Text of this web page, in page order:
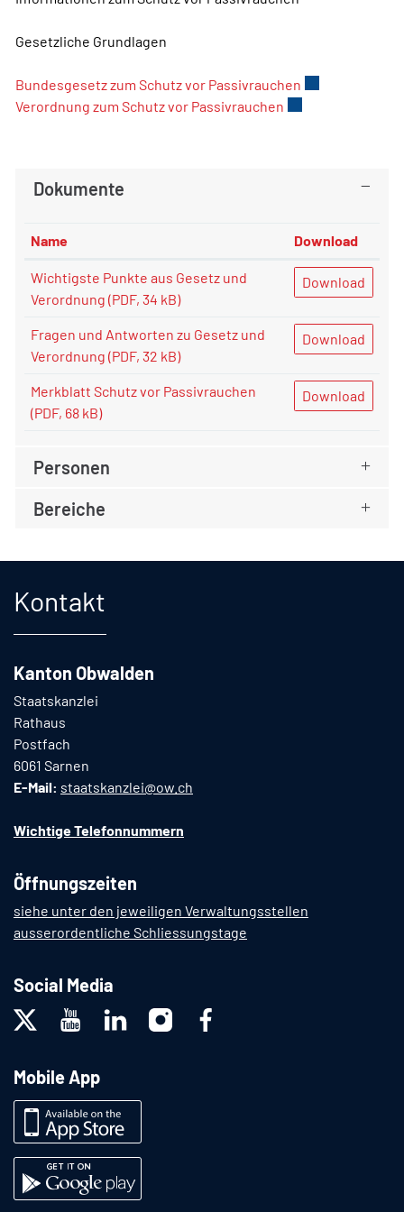
Gesetzliche Grundlagen
Bundesgesetz zum Schutz vor Passivrauchen
Verordnung zum Schutz vor Passivrauchen
Dokumente
Name Download
Wichtigste Punkte aus Gesetz und
Verordnung (PDF, 34 kB)
Download
Fragen und Antworten zu Gesetz und
Verordnung (PDF, 32 kB)
Download
Merkblatt Schutz vor Passivrauchen
(PDF, 68 kB)
Download
Personen
Bereiche
Kontakt
Kanton Obwalden
Staatskanzlei
Rathaus
Postfach
6061 Sarnen
E-Mail: staatskanzlei@ow.ch
Wichtige Telefonnummern
Öffnungszeiten
siehe unter den jeweiligen Verwaltungsstellen
ausserordentliche Schliessungstage
Social Media
Mobile App